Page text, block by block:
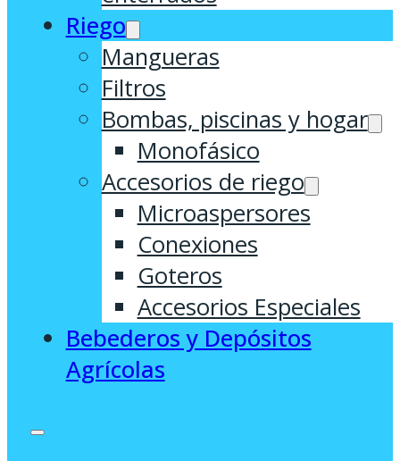
Riego
Mangueras
Filtros
Bombas, piscinas y hogar
Monofásico
Accesorios de riego
Microaspersores
Conexiones
Goteros
Accesorios Especiales
Bebederos y Depósitos
Agrícolas